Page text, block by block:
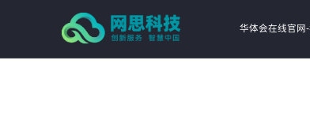
华体会在线官网